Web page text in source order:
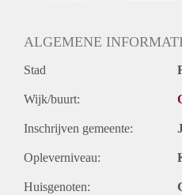
ALGEMENE
Stad
Wijk/buurt:
Inschrijven gemeente:
Opleverniveau:
Huisgenoten: